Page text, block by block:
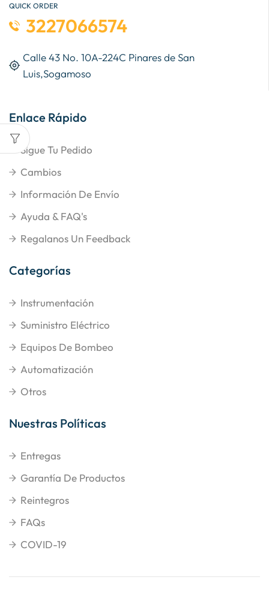
QUICK ORDER
3227066574
Calle 43 No. 10A-224C Pinares de San
Luis,Sogamoso
Enlace Rápido
Sigue Tu Pedido
Cambios
Información De Envío
Ayuda & FAQ's
Regalanos Un Feedback
Categorías
Instrumentación
Suministro Eléctrico
Equipos De Bombeo
Automatización
Otros
Nuestras Políticas
Entregas
Garantía De Productos
Reintegros
FAQs
COVID-19